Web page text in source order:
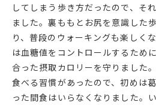
してしまう歩き方だったので、そ
ました。裏ももとお尻を意識した
り、普段のウォーキングも楽しく
は血糖値をコントロールするため
合った摂取カロリーを守りました
食べる習慣があったので、初めは
った間食はいらなくなりました。